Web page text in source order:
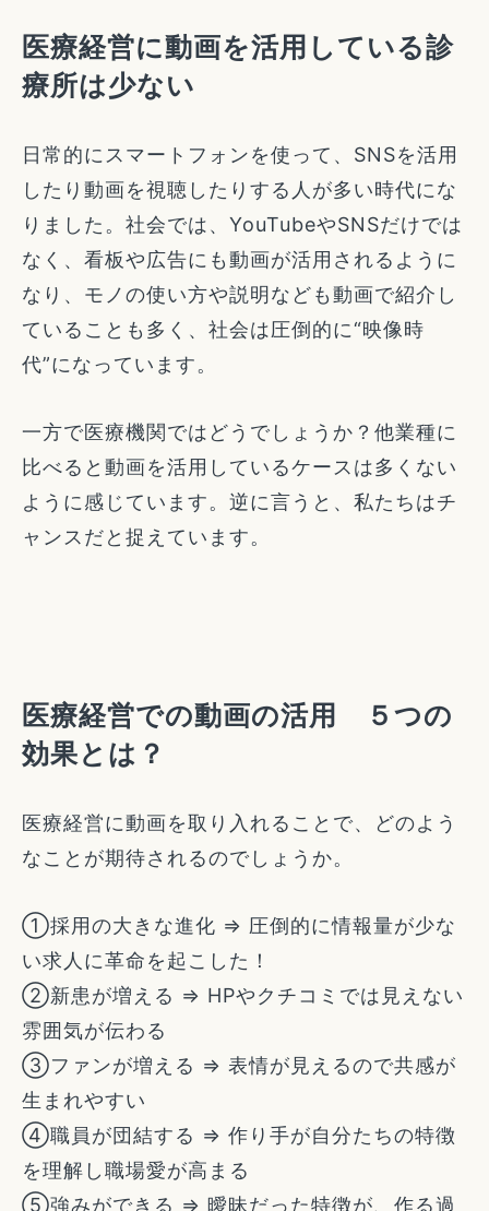
医療経営に動画を活用している診
療所は少ない
日常的にスマートフォンを使って、SNSを活用
したり動画を視聴したりする人が多い時代にな
りました。社会では、YouTubeやSNSだけでは
なく、看板や広告にも動画が活用されるように
なり、モノの使い方や説明なども動画で紹介し
ていることも多く、社会は圧倒的に“映像時
代”になっています。
一方で医療機関ではどうでしょうか？他業種に
比べると動画を活用しているケースは多くない
ように感じています。逆に言うと、私たちはチ
ャンスだと捉えています。
医療経営での動画の活用 ５つの
効果とは？
医療経営に動画を取り入れることで、どのよう
なことが期待されるのでしょうか。
①採用の大きな進化 ⇒ 圧倒的に情報量が少な
い求人に革命を起こした！
②新患が増える ⇒ HPやクチコミでは見えない
雰囲気が伝わる
③ファンが増える ⇒ 表情が見えるので共感が
生まれやすい
④職員が団結する ⇒ 作り手が自分たちの特徴
を理解し職場愛が高まる
⑤強みができる ⇒ 曖昧だった特徴が、作る過